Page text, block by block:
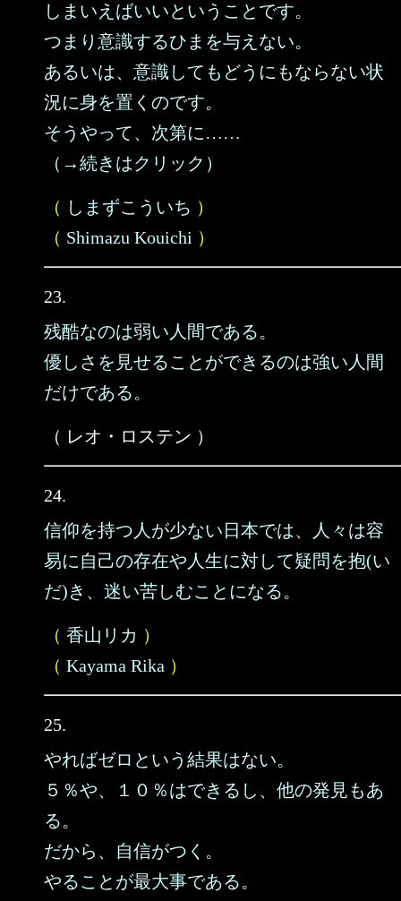
しまいえばいいということです。
つまり意識するひまを与えない。
あるいは、意識してもどうにもならない状
況に身を置くのです。
そうやって、次第に……
（→続きはクリック）
（ しまずこういち ）
（ Shimazu Kouichi ）
23.
残酷なのは弱い人間である。
優しさを見せることができるのは強い人間
だけである。
（ レオ・ロステン ）
24.
信仰を持つ人が少ない日本では、人々は容
易に自己の存在や人生に対して疑問を抱(い
だ)き、迷い苦しむことになる。
（ 香山リカ ）
（ Kayama Rika ）
25.
やればゼロという結果はない。
５％や、１０％はできるし、他の発見もあ
る。
だから、自信がつく。
やることが最大事である。